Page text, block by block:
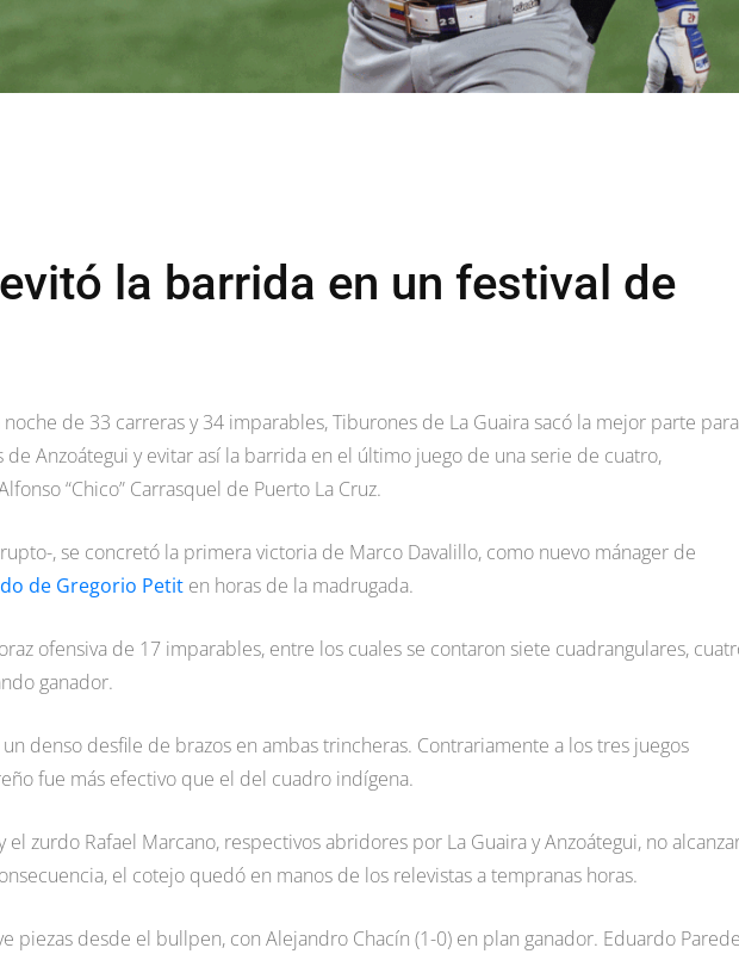
la barrida en un festival de
de 33 carreras y 34 imparables, Tiburones de La Guaira sacó la mejor parte para
de Anzoátegui y evitar así la barrida en el último juego de una serie de cuatro,
“Chico” Carrasquel de Puerto La Cruz.
, se concretó la primera victoria de Marco Davalillo, como nuevo mánager de
de Gregorio Petit en horas de la madrugada.
ofensiva de 17 imparables, entre los cuales se contaron siete cuadrangulares,
ganador.
denso desfile de brazos en ambas trincheras. Contrariamente a los tres juegos
fue más efectivo que el del cuadro indígena.
zurdo Rafael Marcano, respectivos abridores por La Guaira y Anzoátegui, no
el cotejo quedó en manos de los relevistas a tempranas horas.
piezas desde el bullpen, con Alejandro Chacín (1-0) en plan ganador. Eduardo